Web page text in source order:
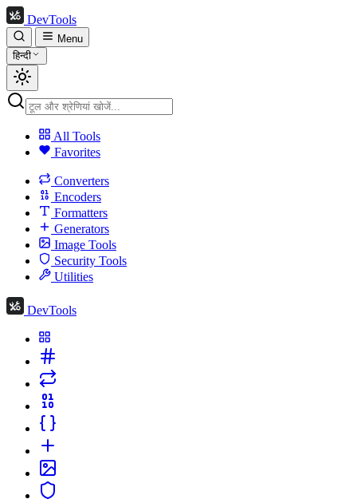
DevTools
Menu
हिन्दी
All Tools
Favorites
Converters
Encoders
Formatters
Generators
Image Tools
Security Tools
Utilities
DevTools